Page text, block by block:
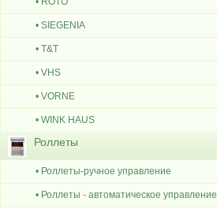
• SIEGENIA
• T&T
• VHS
• VORNE
• WINK HAUS
Роллеты
• Роллеты-ручное управление
• Роллеты - автоматическое управление